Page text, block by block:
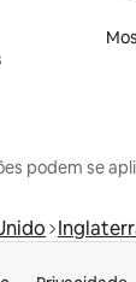
podem se